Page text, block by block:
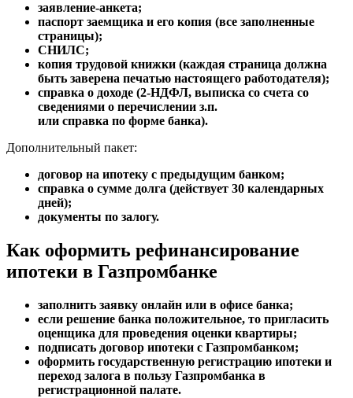
заявление-анкета;
паспорт заемщика и его копия (все заполненные
страницы);
СНИЛС;
копия трудовой книжки (каждая страница должна
быть заверена печатью настоящего работодателя);
справка о доходе (2-НДФЛ, выписка со счета со
сведениями о перечислении з.п.
или справка по форме банка).
Дополнительный пакет:
договор на ипотеку с предыдущим банком;
справка о сумме долга (действует 30 календарных
дней);
документы по залогу.
Как оформить рефинансирование
ипотеки в Газпромбанке
заполнить заявку онлайн или в офисе банка;
если решение банка положительное, то пригласить
оценщика для проведения оценки квартиры;
подписать договор ипотеки с Газпромбанком;
оформить государственную регистрацию ипотеки и
переход залога в пользу Газпромбанка в
регистрационной палате.